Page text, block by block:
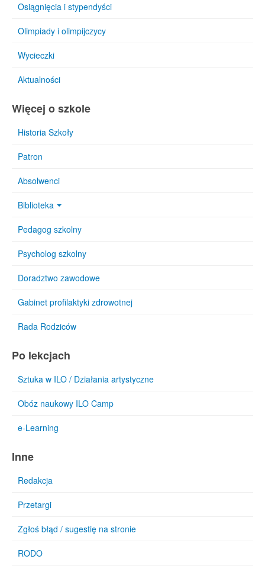
Osiągnięcia i stypendyści
Olimpiady i olimpijczycy
Wycieczki
Aktualności
Więcej o szkole
Historia Szkoły
Patron
Absolwenci
Biblioteka
Pedagog szkolny
Psycholog szkolny
Doradztwo zawodowe
Gabinet profilaktyki zdrowotnej
Rada Rodziców
Po lekcjach
Sztuka w ILO / Działania artystyczne
Obóz naukowy ILO Camp
e-Learning
Inne
Redakcja
Przetargi
Zgłoś błąd / sugestię na stronie
RODO